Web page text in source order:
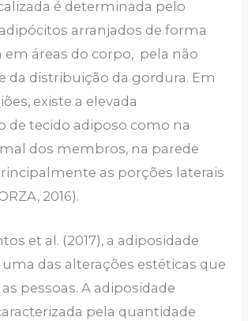
é determinada pelo
arranjados de forma
em áreas do corpo, pela não
da distribuição da gordura. Em
existe a elevada
de tecido adiposo como na
dos membros, na parede
as porções laterais
2016).
et al. (2017), a adiposidade
das alterações estéticas que
pessoas. A adiposidade
pela quantidade